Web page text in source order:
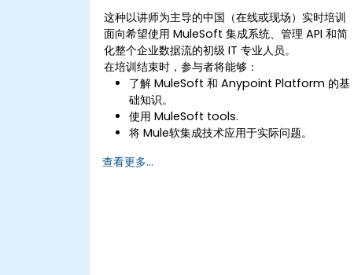
这种以讲师为主导的中国（在线或现场）实时培训
面向希望使用 MuleSoft 集成系统、管理 API 和简
化整个企业数据流的初级 IT 专业人员。
在培训结束时，参与者将能够：
了解 MuleSoft 和 Anypoint Platform 的基
础知识。
使用 MuleSoft tools.
将 Mule软集成技术应用于实际问题。
程度。
查看更多...